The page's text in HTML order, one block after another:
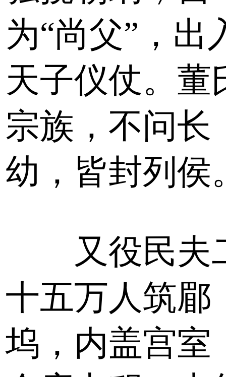
为“尚父”，出
天子仪仗。董
宗族，不问长
幼，皆封列侯
又役民夫
十五万人筑郿
坞，内盖宫室